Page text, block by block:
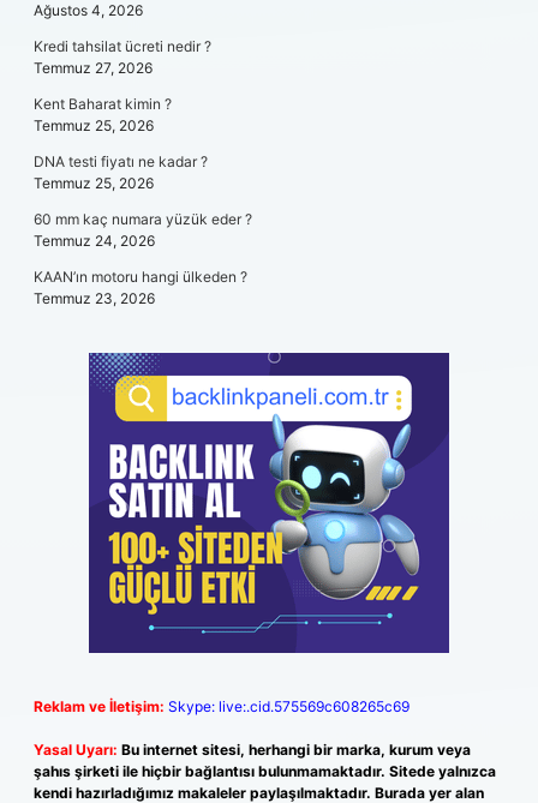
Ağustos 4, 2026
Kredi tahsilat ücreti nedir ?
Temmuz 27, 2026
Kent Baharat kimin ?
Temmuz 25, 2026
DNA testi fiyatı ne kadar ?
Temmuz 25, 2026
60 mm kaç numara yüzük eder ?
Temmuz 24, 2026
KAAN’ın motoru hangi ülkeden ?
Temmuz 23, 2026
Reklam ve İletişim: Skype: live:.cid.575569c608265c69
Yasal Uyarı: Bu internet sitesi, herhangi bir marka, kurum veya
şahıs şirketi ile hiçbir bağlantısı bulunmamaktadır. Sitede yalnızca
kendi hazırladığımız makaleler paylaşılmaktadır. Burada yer alan